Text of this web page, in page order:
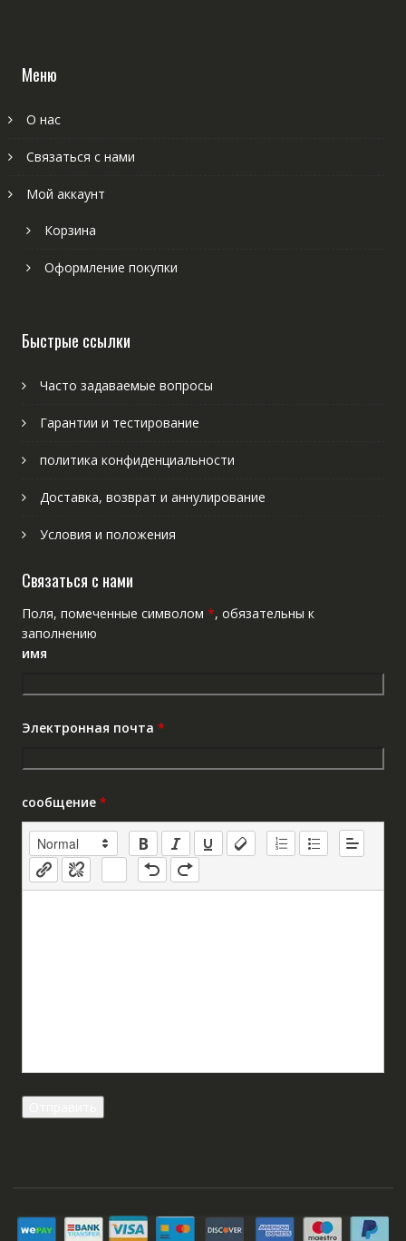
Меню
О нас
Связаться с нами
Мой аккаунт
Корзина
Оформление покупки
Быстрые ссылки
Часто задаваемые вопросы
Гарантии и тестирование
политика конфиденциальности
Доставка, возврат и аннулирование
Условия и положения
Связаться с нами
Поля, помеченные символом *, обязательны к
заполнению
имя
Электронная почта *
сообщение *